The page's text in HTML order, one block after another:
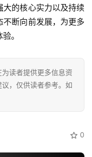
的核心实力以及持续
不断向前发展，为更多
。
为读者提供更多信息资
，仅供读者参考。如
0